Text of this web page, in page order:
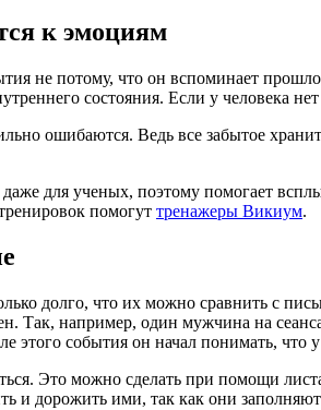
к эмоциям
не потому, что он вспоминает
состояния. Если у человека
ошибаются. Ведь все забытое
даже для ученых, поэтому помогает
помогут тренажеры Викиум.
долго, что их можно сравнить с
Так, например, один мужчина на
этого события он начал понимать, что
Это можно сделать при помощи
и дорожить ими, так как они